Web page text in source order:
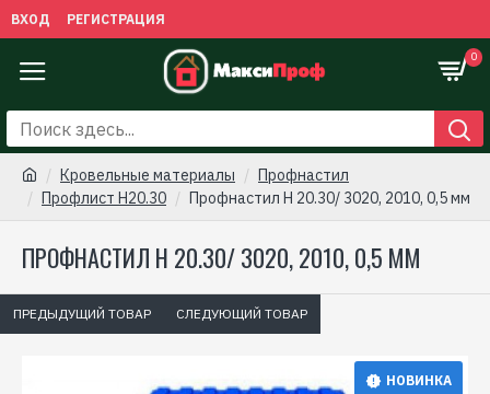
ВХОД РЕГИСТРАЦИЯ
0
Кровельные материалы
Профнастил
Профлист Н20.30
Профнастил Н 20.30/ 3020, 2010, 0,5 мм
ПРОФНАСТИЛ Н 20.30/ 3020, 2010, 0,5 ММ
ПРЕДЫДУЩИЙ ТОВАР СЛЕДУЮЩИЙ ТОВАР
НОВИНКА